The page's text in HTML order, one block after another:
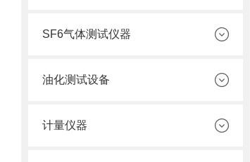
SF6气体测试仪器
油化测试设备
计量仪器